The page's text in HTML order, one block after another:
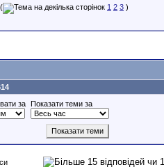
( 1 2 3 )
за Показати теми за